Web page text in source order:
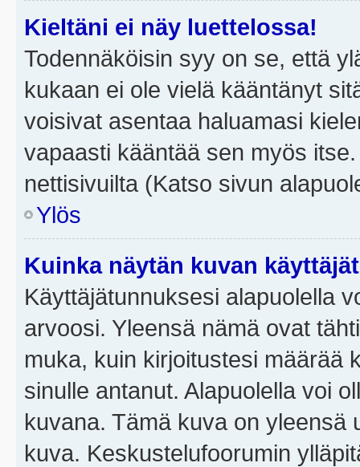
Kieltäni ei näy luettelossa!
Todennäköisin syy on se, että
kukaan ei ole vielä kääntänyt
voisivat asentaa haluamasi
vapaasti kääntää sen myös
nettisivuilta (Katso sivun
Ylös
Kuinka näytän kuvan
Käyttäjätunnuksesi alapuolella
arvoosi. Yleensä nämä ovat
muka, kuin kirjoitustesi määrää
sinulle antanut. Alapuolella voi
kuvana. Tämä kuva on yleensä
kuva. Keskustelufoorumin